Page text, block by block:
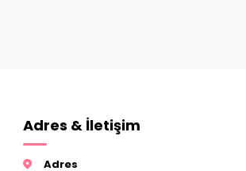
Adres & İletişim
Adres